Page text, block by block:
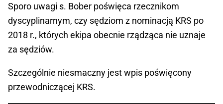
Sporo uwagi s. Bober poświęca rzecznikom
dyscyplinarnym, czy sędziom z nominacją KRS po
2018 r., których ekipa obecnie rządząca nie uznaje
za sędziów.
Szczególnie niesmaczny jest wpis poświęcony
przewodniczącej KRS.